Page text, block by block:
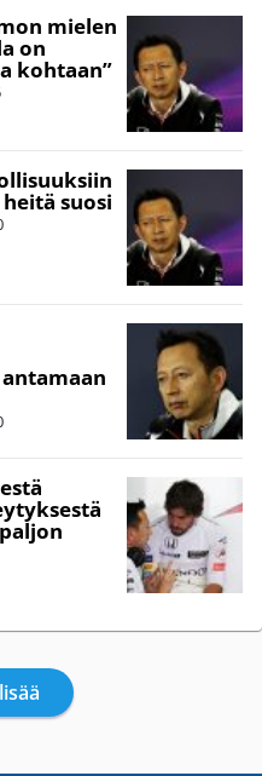
mielen
on
kohtaan”
suosi